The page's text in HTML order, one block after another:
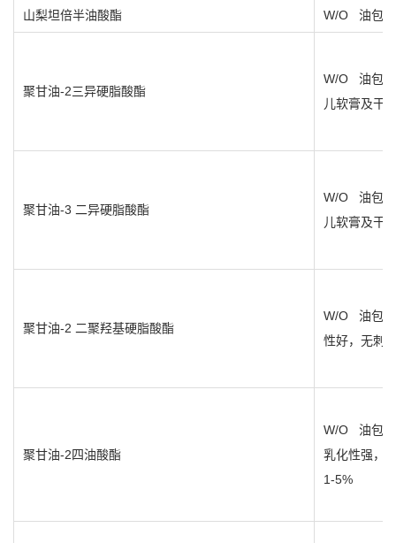
山梨坦倍半油酸酯 W/O 油包
聚甘油-2三异硬脂酸酯
W/O 油包
儿软膏及干
聚甘油-3 二异硬脂酸酯
W/O 油包
儿软膏及干
聚甘油-2 二聚羟基硬脂酸酯
W/O 油包
性好，无刺
聚甘油-2四油酸酯
W/O 油包
乳化性强，
1-5%